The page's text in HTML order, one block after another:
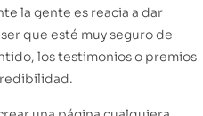
la gente es reacia a dar
que esté muy seguro de
los testimonios o premios